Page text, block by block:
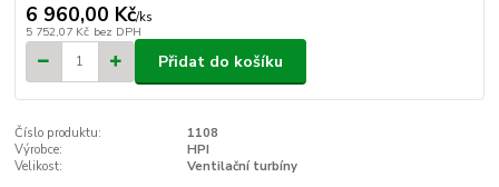
6 960,00 Kč/ks
5 752,07 Kč bez DPH
Přidat do košíku
Číslo produktu:
1108
Výrobce:
HPI
Velikost:
Ventilační turbíny